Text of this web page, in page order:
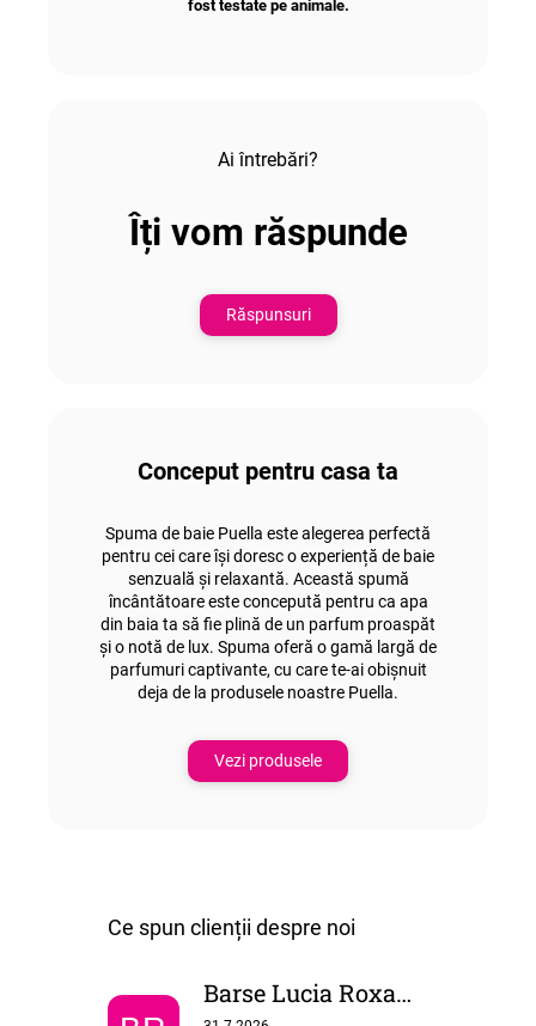
fost testate pe animale.
Ai întrebări?
Îți vom răspunde
Răspunsuri
Conceput pentru casa ta
Spuma de baie Puella este alegerea perfectă
pentru cei care își doresc o experiență de baie
senzuală și relaxantă. Această spumă
încântătoare este concepută pentru ca apa
din baia ta să fie plină de un parfum proaspăt
și o notă de lux. Spuma oferă o gamă largă de
parfumuri captivante, cu care te-ai obișnuit
deja de la produsele noastre Puella.
Vezi produsele
Barse Lucia Roxana
Ratingul magazinului este 5 din 5 stele.